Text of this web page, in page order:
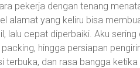
pekerja dengan tenang
alamat yang keliru bisa
lalu cepat diperbaiki. Aku sering
hingga persiapan
terbuka, dan rasa bangga ketika